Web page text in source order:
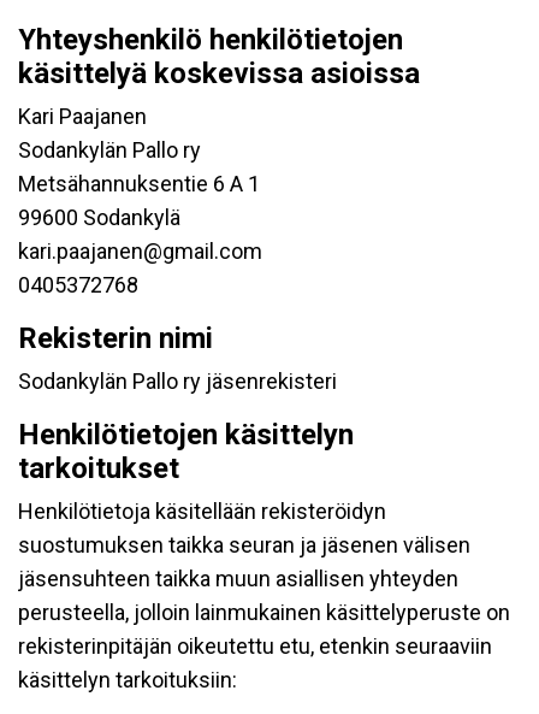
Yhteyshenkilö henkilötietojen
käsittelyä koskevissa asioissa
Kari Paajanen
Sodankylän Pallo ry
Metsähannuksentie 6 A 1
99600 Sodankylä
kari.paajanen@gmail.com
0405372768
Rekisterin nimi
Sodankylän Pallo ry jäsenrekisteri
Henkilötietojen käsittelyn
tarkoitukset
Henkilötietoja käsitellään rekisteröidyn
suostumuksen taikka seuran ja jäsenen välisen
jäsensuhteen taikka muun asiallisen yhteyden
perusteella, jolloin lainmukainen käsittelyperuste on
rekisterinpitäjän oikeutettu etu, etenkin seuraaviin
käsittelyn tarkoituksiin: